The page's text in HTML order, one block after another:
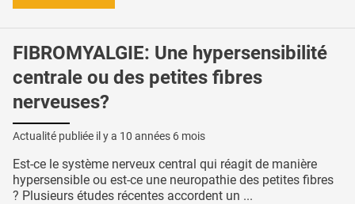
FIBROMYALGIE: Une hypersensibilité
centrale ou des petites fibres
nerveuses?
Actualité publiée il y a 10 années 6 mois
Est-ce le système nerveux central qui réagit de manière
hypersensible ou est-ce une neuropathie des petites fibres
? Plusieurs études récentes accordent un ...